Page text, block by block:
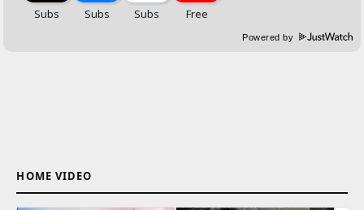
Powered by
HOME VIDEO